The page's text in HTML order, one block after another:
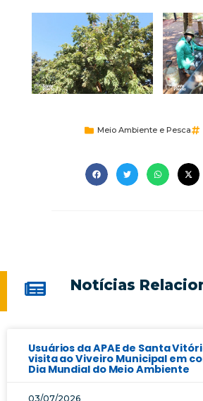
Meio Ambiente e Pesca
Notícias
Usuários da APAE de Santa
visita ao Viveiro Municipal em
Dia Mundial do Meio Ambiente
03/07/2026